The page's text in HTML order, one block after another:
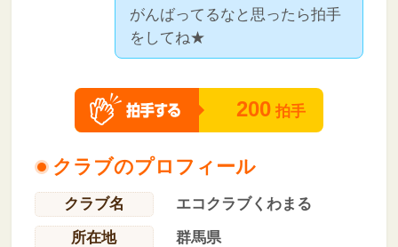
がんばってるなと思ったら拍手
をしてね★
200 拍手
クラブのプロフィール
クラブ名
エコクラブくわまる
所在地
群馬県